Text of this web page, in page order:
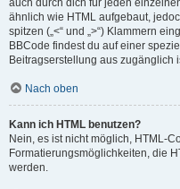
auch durch dich für jeden
ähnlich wie HTML aufgebaut,
spitzen („<“ und „>“) Klammern
BBCode findest du auf einer
Beitragserstellung aus zugänglich
Nach oben
Kann ich HTML benutzen?
Nein, es ist nicht möglich, HTML-
Formatierungsmöglichkeiten, die
werden.